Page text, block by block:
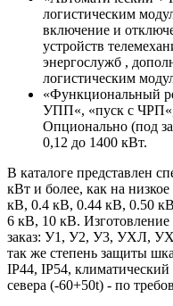
логистическим
включение и
устройств
энергослужб ,
логистическим
«Функциональный
УПП«, «пуск с
Опционально (под
0,12 до 1400 кВт.
В каталоге представлен
кВт и более, как на
кВ, 0.4 кВ, 0.44 кВ, 0.50
6 кВ, 10 кВ. Изготовление
заказ: У1, У2, У3, УХЛ,
так же степень защиты
IP44, IP54, климатический
севера (-60+50t) - по